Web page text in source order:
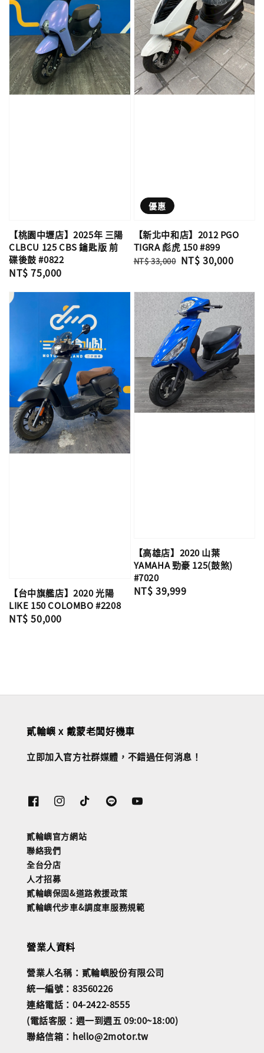
【桃園中壢店】2025年 三陽
CLBCU 125 CBS 鑰匙版 前
碟後鼓 #0822
Regular
NT$ 75,000
優惠
【新北中和店】2012 PGO
TIGRA 彪虎 150 #899
Regular
NT$ 33,000 Sale
NT$ 30,000
【台中旗艦店】2020 光陽
LIKE 150 COLOMBO #2208
Regular
NT$ 50,000
【高雄店】2020 山葉
YAMAHA 勁豪 125(鼓煞)
#7020
Regular
NT$ 39,999
貳輪嶼 x 戴蒙老闆好機車
立即加入官方社群媒體，不錯過任何消息！
貳輪嶼官方網站
聯絡我們
全台分店
人才招募
貳輪嶼保固&道路救援政策
貳輪嶼代步車&調度車服務規範
營業人資料
營業人名稱：貳輪嶼股份有限公司
統一編號：83560226
連絡電話：04-2422-8555
(電話客服：週一到週五 09:00~18:00)
聯絡信箱：hello@2motor.tw